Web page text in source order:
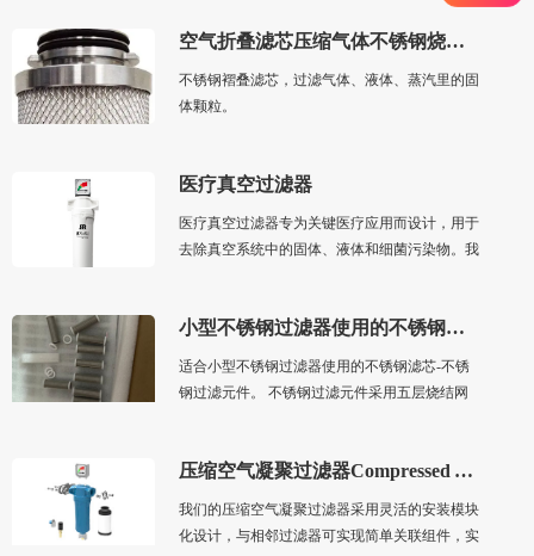
空气折叠滤芯压缩气体不锈钢烧结毡滤芯，液体气体蒸汽过滤
不锈钢褶叠滤芯，过滤气体、液体、蒸汽里的固
体颗粒。
医疗真空过滤器
医疗真空过滤器专为关键医疗应用而设计，用于
去除真空系统中的固体、液体和细菌污染物。我
小型不锈钢过滤器使用的不锈钢过滤元件
适合小型不锈钢过滤器使用的不锈钢滤芯-不锈
钢过滤元件。 不锈钢过滤元件采用五层烧结网
耐高压差。过滤精度从5μm~100μm。配合PTFE
压缩空气凝聚过滤器Compressed Air Coalescing Filters
我们的压缩空气凝聚过滤器采用灵活的安装模块
化设计，与相邻过滤器可实现简单关联组件，实